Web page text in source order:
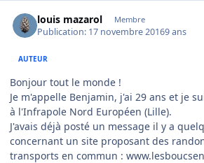
louis mazarol Membre
Publication: 17 novembre 20169 ans
AUTEUR
Bonjour tout le monde !
Je m'appelle Benjamin, j'ai 29 ans et je
à l'Infrapole Nord Européen (Lille).
J'avais déjà posté un message il y a
concernant un site proposant des
transports en commun :